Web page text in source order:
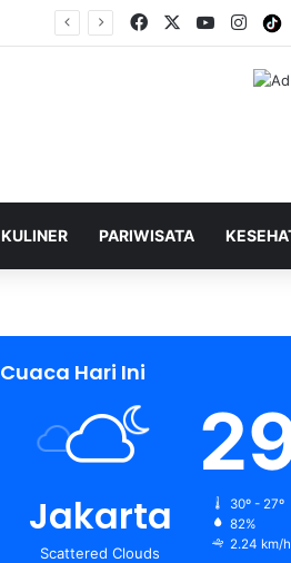
Facebook YouTube
KULINER PARIWISATA
Cuaca Hari Ini
Jakarta
Scattered Clouds
30º - 27º
82%
2.24 km/h